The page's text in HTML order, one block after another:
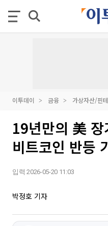
이투데이 금융 가상자산/핀
19년만의 美
비트코인 반등
입력 2026-05-20 11:03
박정호 기자